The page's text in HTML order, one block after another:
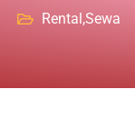
Rental,Sewa